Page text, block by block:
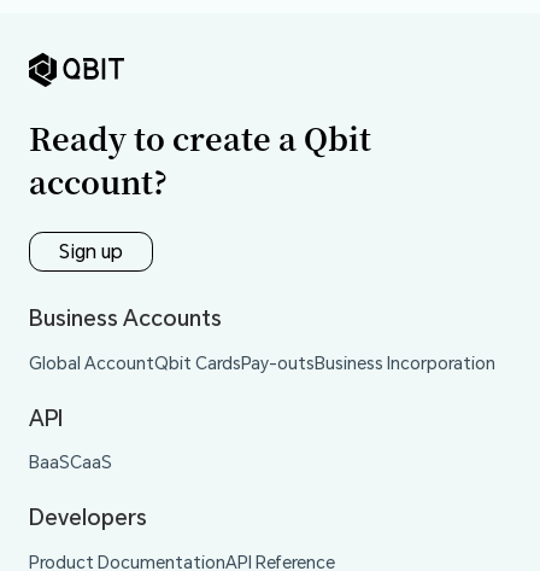
Ready to create a Qbit
account?
Sign up
Business Accounts
Global AccountQbit CardsPay-outsBusiness Incorporation
API
BaaSCaaS
Developers
Product DocumentationAPI Reference